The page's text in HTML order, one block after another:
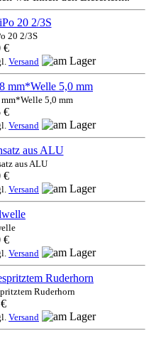
20 2/3S
€
Versand
5,0 mm
€
Versand
aus ALU
€
Versand
€
Versand
Ruderhorn
Versand